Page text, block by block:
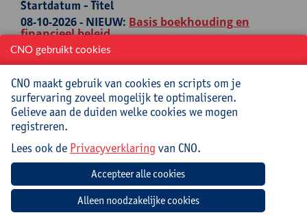
Startdatum - Titel
08-10-2026 - NIEUW: Basis boekhouding en
financieel beleid
18-11-2026 -Excel voor beginners
25-02-2027 -Excel voor gevorderden
03-05-2027 -Excel voor experten
ONDERWIJSKUNDIG LEIDERSCHAP
Startdatum - Titel
27-10-2026 -NIEUW:Onderwijskundig
leiderschap met impact
CNO gebruikt cookies
CNO maakt gebruik van cookies en scripts om je
surfervaring zoveel mogelijk te optimaliseren.
Gelieve aan de duiden welke cookies we mogen
registreren.
Lees ook de Privacyverklaring van CNO.